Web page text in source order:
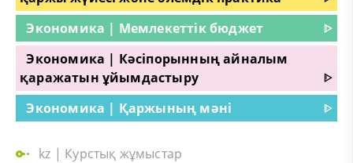
Экономика | Мемлекеттік бюджет
ᐈ
Экономика | Кәсіпорынның айналым
қаражатын ұйымдастыру
ᐈ
Экономика | Қаржының мәні
ᐈ
kz | Курстық жұмыстар